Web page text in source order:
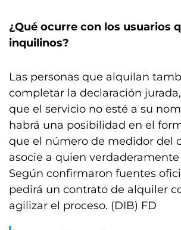
¿Qué ocurre con los usuarios
inquilinos?
Las personas que alquilan
completar la declaración
que el servicio no esté a su
habrá una posibilidad en el
que el número de medidor del
asocie a quien
Según confirmaron fuentes
pedirá un contrato de alquiler
agilizar el proceso. (DIB) FD